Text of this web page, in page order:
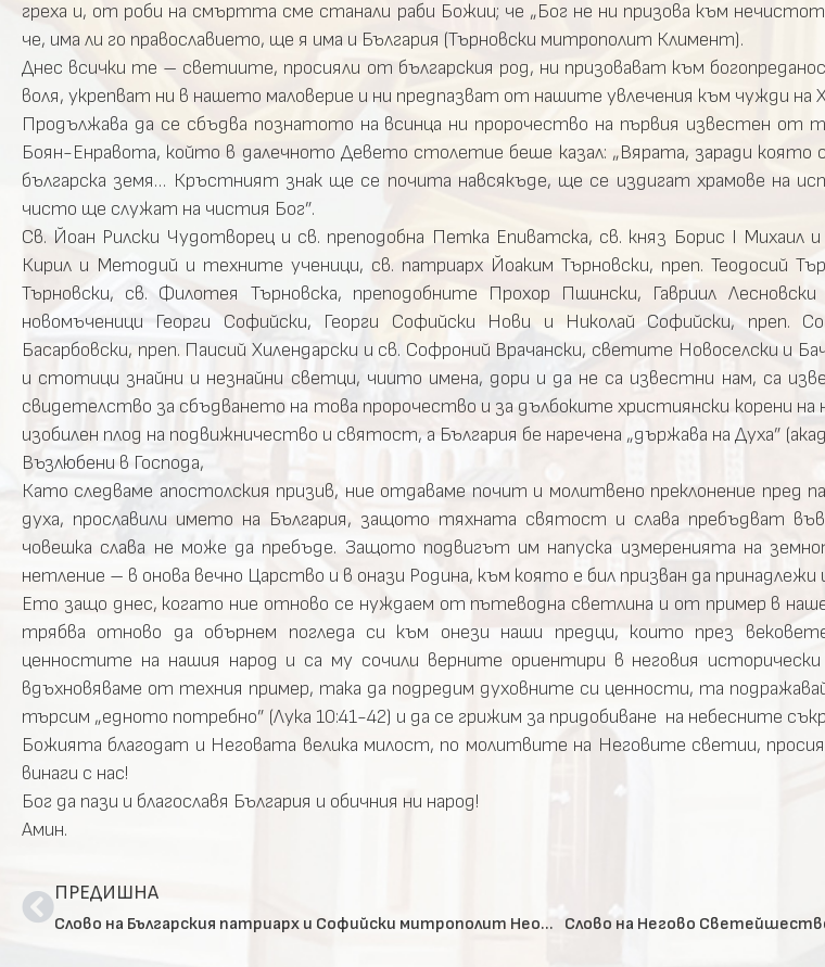
греха и, от роби на смъртта сме станали раби Божии; че „Бог не ни призова към
че, има ли го православието, ще я има и България (Търновски митрополит Климент).
Днес всички те – светиите, просияли от българския род, ни призовават към
воля, укрепват ни в нашето маловерие и ни предпазват от нашите увлечения към чужди
Продължава да се сбъдва познатото на всинца ни пророчество на първия известен от
Боян-Енравота, който в далечното Девето столетие беше казал: „Вярата, заради която
българска земя… Кръстният знак ще се почита навсякъде, ще се издигат храмове на
чисто ще служат на чистия Бог”.
Св. Йоан Рилски Чудотворец и св. преподобна Петка Епиватска, св. княз Борис І
Кирил и Методий и техните ученици, св. патриарх Йоаким Търновски, преп. Теодосий
Търновски, св. Филотея Търновска, преподобните Прохор Пшински, Гавриил
новомъченици Георги Софийски, Георги Софийски Нови и Николай Софийски, преп.
Басарбовски, преп. Паисий Хилендарски и св. Софроний Врачански, светите Новоселски и
и стотици знайни и незнайни светци, чиито имена, дори и да не са известни нам, са
свидетелство за сбъдването на това пророчество и за дълбоките християнски корени на
изобилен плод на подвижничество и святост, а България бе наречена „държава на Духа”
Възлюбени в Господа,
Като следваме апостолския призив, ние отдаваме почит и молитвено преклонение пред
духа, прославили името на България, защото тяхната святост и слава пребъдват
човешка слава не може да пребъде. Защото подвигът им напуска измеренията на
нетление – в онова вечно Царство и в онази Родина, към която е бил призван да
Ето защо днес, когато ние отново се нуждаем от пътеводна светлина и от пример в
трябва отново да обърнем погледа си към онези наши предци, които през
ценностите на нашия народ и са му сочили верните ориентири в неговия
вдъхновяваме от техния пример, така да подредим духовните си ценности, та
търсим „едното потребно” (Лука 10:41-42) и да се грижим за придобиване на небесните
Божията благодат и Неговата велика милост, по молитвите на Неговите светии,
винаги с нас!
Бог да пази и благославя България и обичния ни народ!
Амин.
ПРЕДИШНА
Слово на Българския патриарх и Софийски митрополит Неофит по случай съединението на България